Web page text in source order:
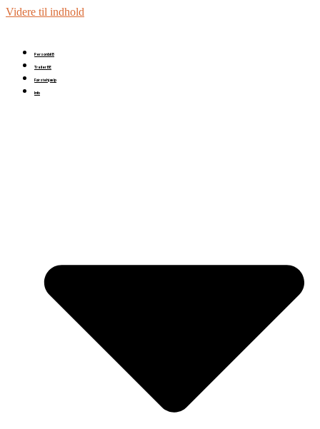
Videre til indhold
Personbil B
Trailer BE
Førstehjælp
Info